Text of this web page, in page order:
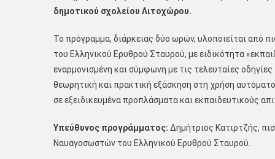
δημοτικού σχολείου Λιτοχώρου.
Το πρόγραμμα, διάρκειας δύο ωρών, υλοποιείται από
του Ελληνικού Ερυθρού Σταυρού, με ειδικότητα
εναρμονισμένη και σύμφωνη με τις τελευταίες
θεωρητική και πρακτική εξάσκηση στη χρήση
σε εξειδικευμένα προπλάσματα και εκπαιδευτικούς
Υπεύθυνος προγράμματος: Δημήτριος Κατιρτζής,
Ναυαγοσωστών του Ελληνικού Ερυθρού Σταυρού.